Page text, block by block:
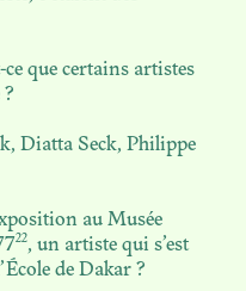
que certains artistes
Diatta Seck, Philippe
au Musée
22, un artiste qui s’est
de Dakar ?